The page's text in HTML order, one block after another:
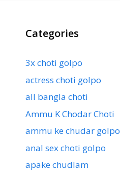
Categories
3x choti golpo
actress choti golpo
all bangla choti
Ammu K Chodar Choti
ammu ke chudar golpo
anal sex choti golpo
apake chudlam